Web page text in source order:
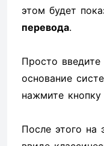
этом будет
перевода.
Просто
основание
нажмите
После этого на